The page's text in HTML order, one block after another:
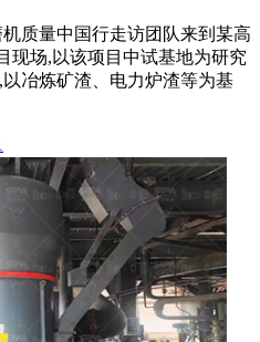
质量中国行走访团队来到某高
现场,以该项目中试基地为研究
冶炼矿渣、电力炉渣等为基